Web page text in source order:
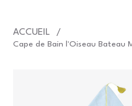
ACCUEIL /